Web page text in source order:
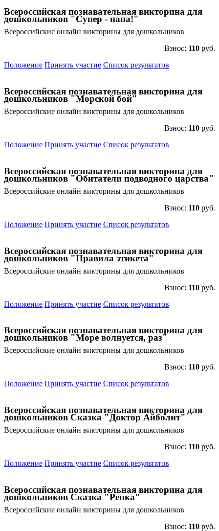
Всероссийская познавательная викторина для
дошкольников "Супер - папа!"
Всероссийские онлайн викторины для дошкольников
Взнос: 110 руб.
Положение Принять участие Список результатов
Всероссийская познавательная викторина для
дошкольников "Морской бой"
Всероссийские онлайн викторины для дошкольников
Взнос: 110 руб.
Положение Принять участие Список результатов
Всероссийская познавательная викторина для
дошкольников "Обитатели подводного царства"
Всероссийские онлайн викторины для дошкольников
Взнос: 110 руб.
Положение Принять участие Список результатов
Всероссийская познавательная викторина для
дошкольников "Правила этикета"
Всероссийские онлайн викторины для дошкольников
Взнос: 110 руб.
Положение Принять участие Список результатов
Всероссийская познавательная викторина для
дошкольников "Море волнуется, раз"
Всероссийские онлайн викторины для дошкольников
Взнос: 110 руб.
Положение Принять участие Список результатов
Всероссийская познавательная викторина для
дошкольников Сказка "Доктор Айболит"
Всероссийские онлайн викторины для дошкольников
Взнос: 110 руб.
Положение Принять участие Список результатов
Всероссийская познавательная викторина для
дошкольников Сказка "Репка"
Всероссийские онлайн викторины для дошкольников
Взнос: 110 руб.